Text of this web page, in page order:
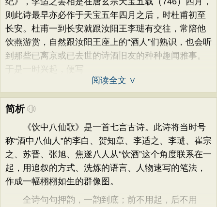
则此诗最早亦必作于天宝五年四月之后，时杜甫初至
长安。杜甫一到长安就跟汝阳王李琎有交往，常陪他
饮燕游赏，自然跟汝阳王座上的“酒人”们熟识，也会听
到那些已离京或已去世的诗酒旧友的种种趣闻雅事。
于是一时兴起，便写
阅读全文 ∨
简析
《饮中八仙歌》是一首七言古诗。此诗将当时号
称“酒中八仙人”的李白、贺知章、李适之、李琎、崔宗
之、苏晋、张旭、焦遂八人从“饮酒”这个角度联系在一
起，用追叙的方式、洗炼的语言、人物速写的笔法，
作成一幅栩栩如生的群像图。
全诗句句押韵，一韵到底；前不用起，后不用